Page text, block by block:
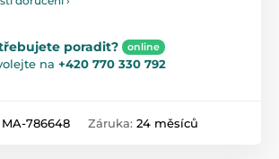
poradit? online
na +420 770 330 792
MA-786648 Záruka: 24 měsíců